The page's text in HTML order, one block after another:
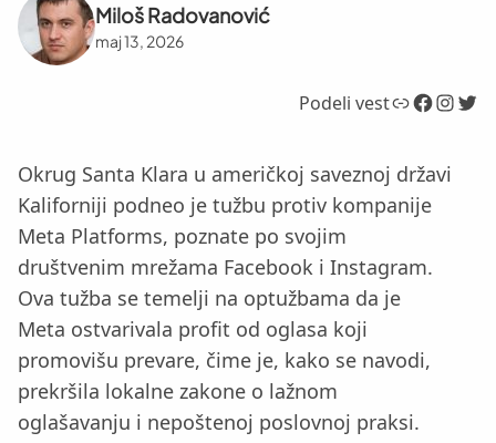
Miloš Radovanović
maj 13, 2026
Podeli vestLink Facebook InstagramTwitter
Okrug Santa Klara u američkoj saveznoj državi
Kaliforniji podneo je tužbu protiv kompanije
Meta Platforms, poznate po svojim
društvenim mrežama Facebook i Instagram.
Ova tužba se temelji na optužbama da je
Meta ostvarivala profit od oglasa koji
promovišu prevare, čime je, kako se navodi,
prekršila lokalne zakone o lažnom
oglašavanju i nepoštenoj poslovnoj praksi.